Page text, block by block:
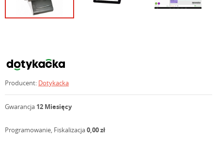
Producent: Dotykacka
Gwarancja 12 Miesięcy
Programowanie, Fiskalizacja0,00 zł